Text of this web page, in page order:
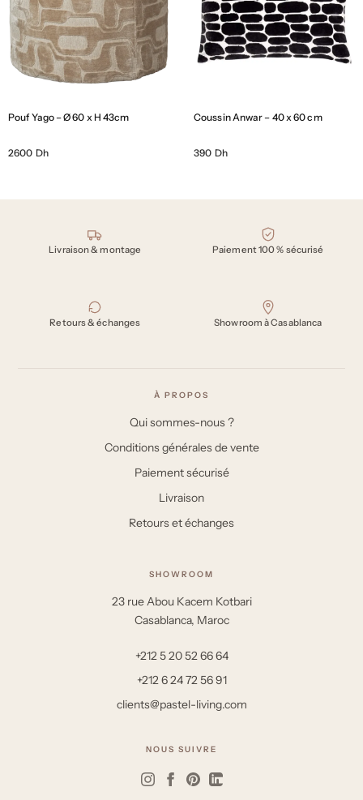
Pouf Yago – Ø 60 x H 43cm
2600 Dh
Coussin Anwar – 40 x 60 cm
390 Dh
Nos engagements
Livraison & montage Paiement 100 % sécurisé
Retours & échanges Showroom à Casablanca
À PROPOS
Qui sommes-nous ?
Conditions générales de vente
Paiement sécurisé
Livraison
Retours et échanges
SHOWROOM
23 rue Abou Kacem Kotbari
Casablanca, Maroc
+212 5 20 52 66 64
+212 6 24 72 56 91
clients@pastel-living.com
NOUS SUIVRE